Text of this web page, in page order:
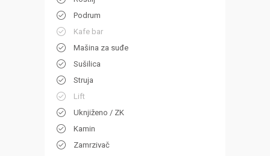
Podrum
Kafe bar
Mašina za suđe
Sušilica
Struja
Lift
Uknjiženo / ZK
Kamin
Zamrzivač